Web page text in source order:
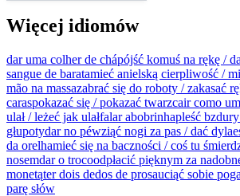
Więcej idiomów
dar uma colher de chápójść komuś na rękę /
sangue de baratamieć anielską cierpliwość /
mão na massazabrać się do roboty / zakasać
caraspokazać się / pokazać twarzcair como
ulał / leżeć jak ulałfalar abobrinhapleść
głupotydar no péwziąć nogi za pas / dać dyla
da orelhamieć się na baczności / coś tu
nosemdar o trocoodpłacić pięknym za
monetąter dois dedos de prosauciąć sobie
parę słów